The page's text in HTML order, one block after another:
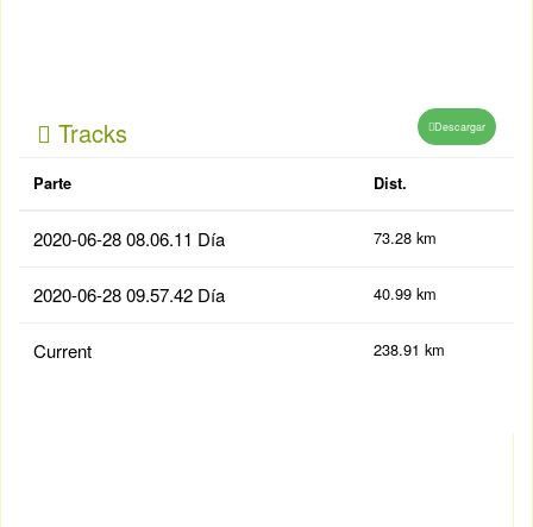
Tracks Descargar
Parte Dist.
2020-06-28 08.06.11 Día 73.28 km
2020-06-28 09.57.42 Día 40.99 km
Current 238.91 km